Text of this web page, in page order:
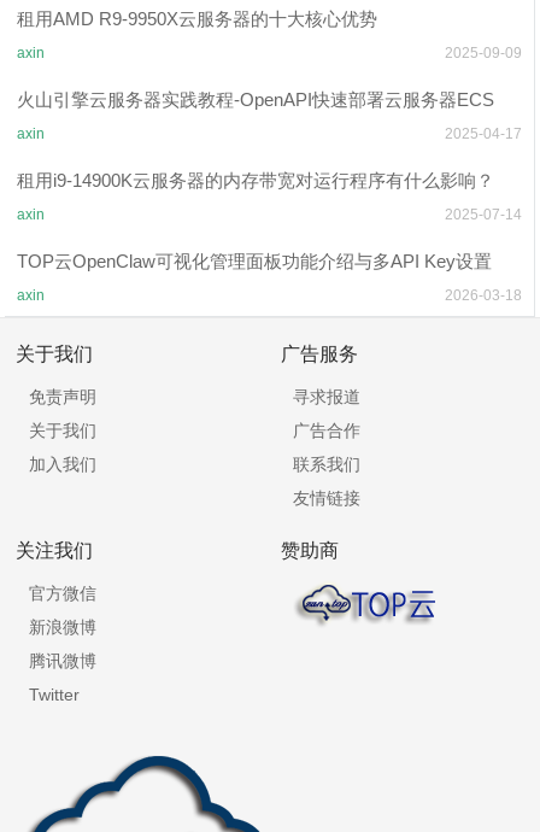
租用AMD R9-9950X云服务器的十大核心优势
axin 2025-09-09
火山引擎云服务器实践教程-OpenAPI快速部署云服务器ECS
axin 2025-04-17
​​租用i9-14900K​​云服务器的内存带宽对运行程序有什么影响？​
axin 2025-07-14
TOP云OpenClaw可视化管理面板功能介绍与多API Key设置
axin 2026-03-18
关于我们
免责声明
关于我们
加入我们
广告服务
寻求报道
广告合作
联系我们
友情链接
关注我们
官方微信
新浪微博
腾讯微博
Twitter
赞助商